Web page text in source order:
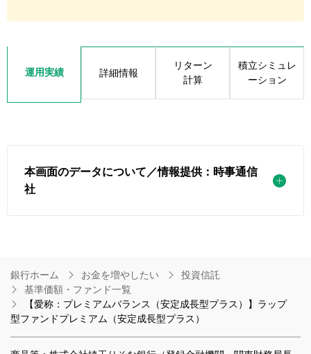
運用実績 詳細情報
リターン
計算
積立シミュレ
ーション
本画面のデータについて／情報提供：時事通信
社
銀行ホーム お金を増やしたい
投資信託
基準価額・ファンド一覧
【愛称：プレミアムバランス（安定成長型プラス）】ラップ
型ファンドプレミアム（安定成長型プラス）